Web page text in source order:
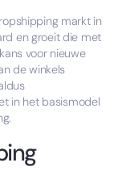
markt in
en groeit die met
voor nieuwe
de winkels
in het basismodel